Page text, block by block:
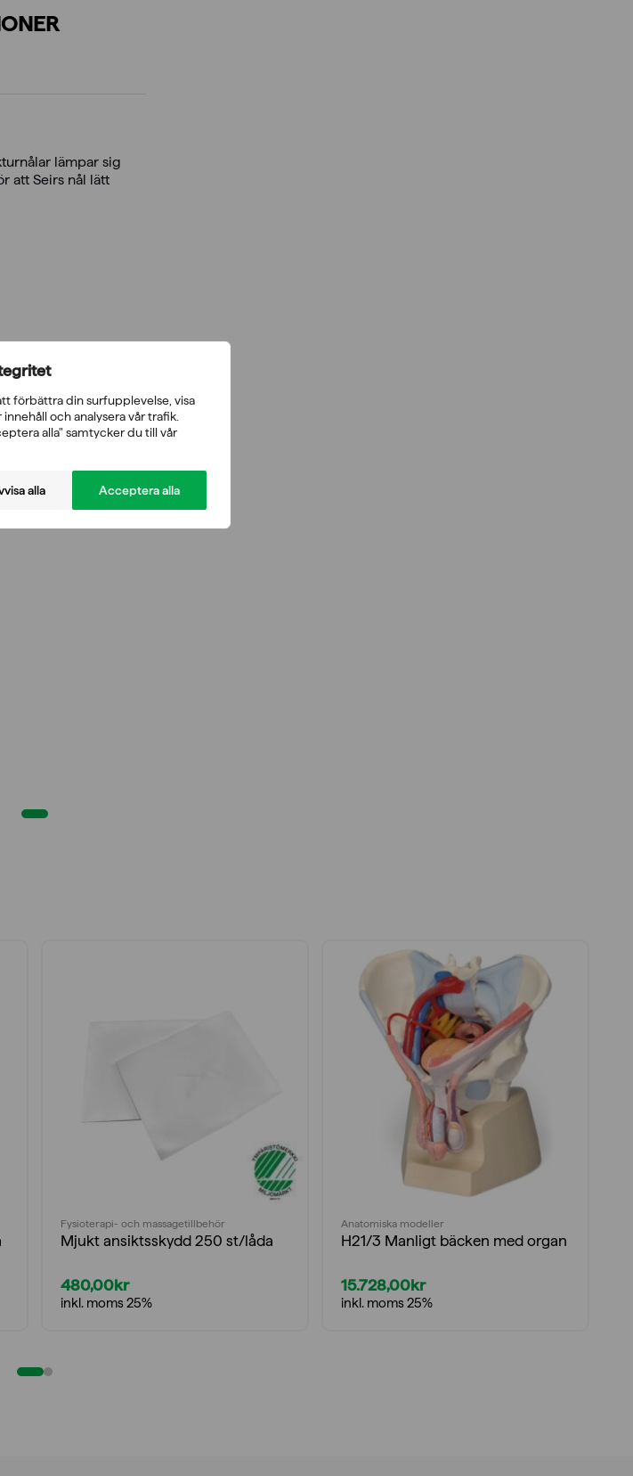
förbättra din surfupplevelse, visa
och analysera vår trafik.
alla" samtycker du till vår
alla Acceptera alla
lämpar sig
att Seirs nål lätt
Fysioterapi- och massagetillbehör
Mjukt ansiktsskydd 250 st/låda
480,00kr
inkl. moms 25%
Anatomiska modeller
H21/3 Manligt bäcken med organ
15.728,00kr
inkl. moms 25%